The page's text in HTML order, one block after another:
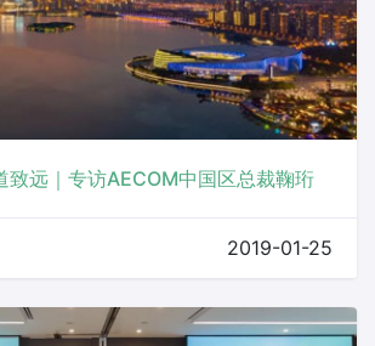
致远｜专访AECOM中国区总裁鞠珩
2019-01-25